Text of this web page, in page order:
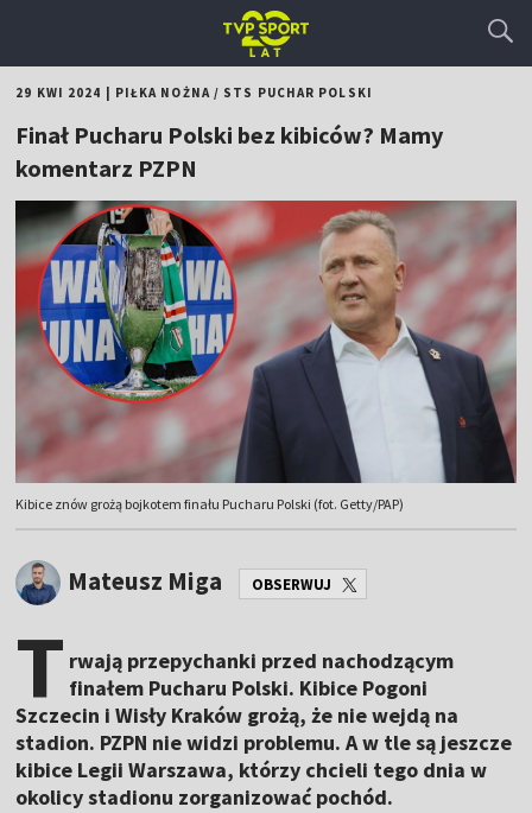
29 KWI 2024 PIŁKA NOŻNA/ STS PUCHAR POLSKI
Finał Pucharu Polski bez kibiców? Mamy
komentarz PZPN
Kibice znów grożą bojkotem finału Pucharu Polski (fot. Getty/PAP)
Mateusz Miga OBSERWUJ
T rwają przepychanki przed nachodzącym
finałem Pucharu Polski. Kibice Pogoni
Szczecin i Wisły Kraków grożą, że nie wejdą na
stadion. PZPN nie widzi problemu. A w tle są jeszcze
kibice Legii Warszawa, którzy chcieli tego dnia w
okolicy stadionu zorganizować pochód.